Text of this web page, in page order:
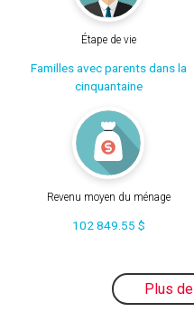
Étape de vie
Familles avec parents dans la
cinquantaine
Revenu moyen du ménage
102 849.55 $
Plus